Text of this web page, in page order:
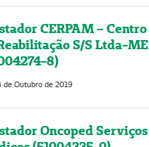
CERPAM – Centro
S/S Ltda-ME
8)
de Outubro de 2019
Oncoped Serviços